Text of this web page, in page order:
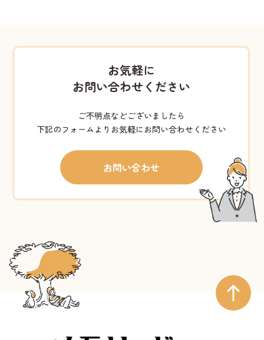
お気軽に
お問い合わせください
ご不明点などございましたら
下記のフォームよりお気軽にお問い合わせください
お問い合わせ